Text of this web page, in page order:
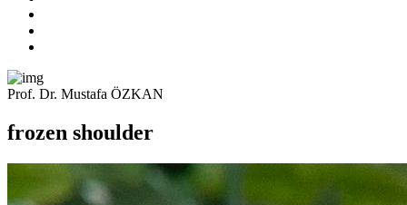
Prof. Dr. Mustafa ÖZKAN
frozen shoulder